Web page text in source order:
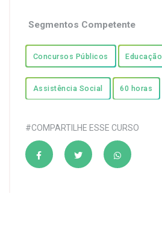
Segmentos Competente
Concursos Públicos Educação
Assistência Social 60 horas
#COMPARTILHE ESSE CURSO